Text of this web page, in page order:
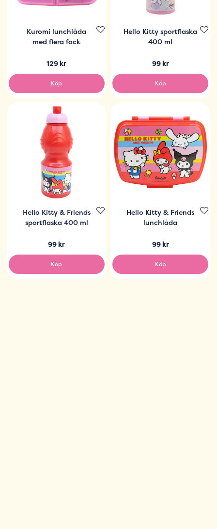
Kuromi lunchlåda
med flera fack
129 kr
Köp
Hello Kitty sportflaska
400 ml
99 kr
Köp
Hello Kitty & Friends
sportflaska 400 ml
99 kr
Köp
Hello Kitty & Friends
lunchlåda
99 kr
Köp